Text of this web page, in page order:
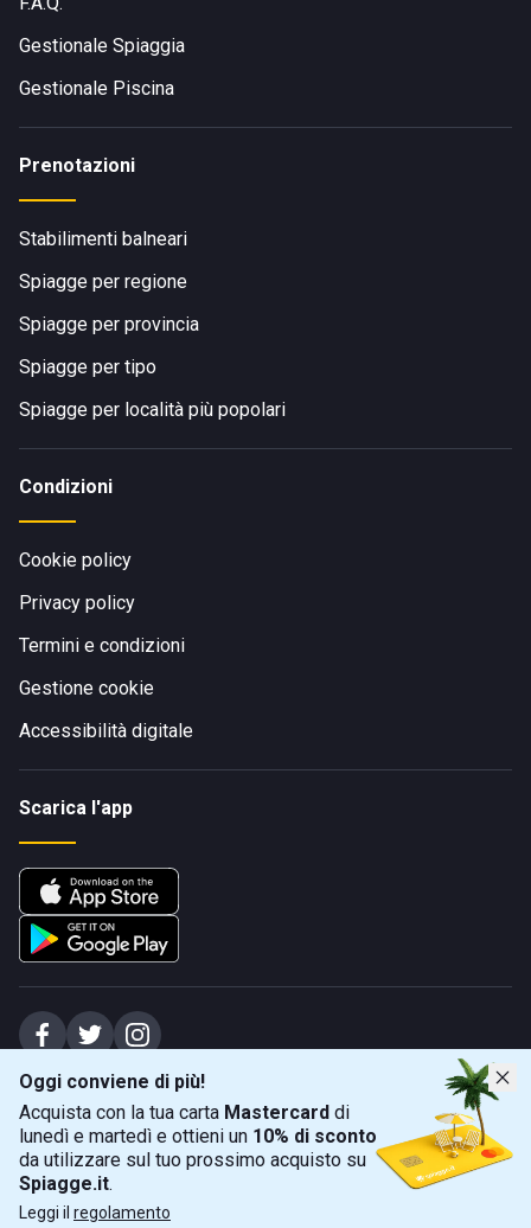
Oggi conviene di più!
Acquista con la tua carta Mastercard di
lunedì e martedì e ottieni un 10% di sconto
da utilizzare sul tuo prossimo acquisto su
Spiagge.it.
Leggi il regolamento
Gestionale Spiaggia
Gestionale Piscina
Prenotazioni
Stabilimenti balneari
Spiagge per regione
Spiagge per provincia
Spiagge per tipo
Spiagge per località più popolari
Condizioni
Cookie policy
Privacy policy
Termini e condizioni
Gestione cookie
Accessibilità digitale
Scarica l'app
Spiagge Srl - Sede legale: Via Marecchiese 48, 47923 Rimini (RN), IT -
capitale sociale Euro 31245,57 - Iscritta al registro delle imprese di Rimini
Sede operativa: Via Flaminia 180, 47924 Rimini (RN), IT
+39 0541 772375
info@spiagge.it - p.i./c.f. 04536640404
© 2026 Spiagge Srl. Tutti i diritti riservati.